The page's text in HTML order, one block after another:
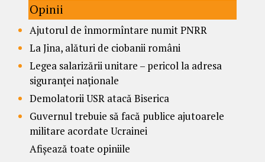
Opinii
Ajutorul de înmormîntare numit PNRR
La Jina, alături de ciobanii români
Legea salarizării unitare – pericol la adresa
siguranței naționale
Demolatorii USR atacă Biserica
Guvernul trebuie să facă publice ajutoarele
militare acordate Ucrainei
Afișează toate opiniile